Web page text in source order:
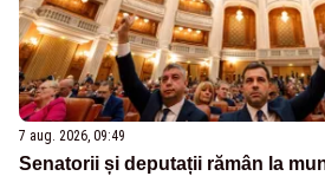
7 aug. 2026, 09:49
Senatorii și deputații rămân la